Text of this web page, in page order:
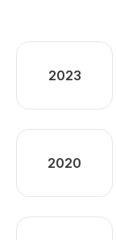
2023
2020